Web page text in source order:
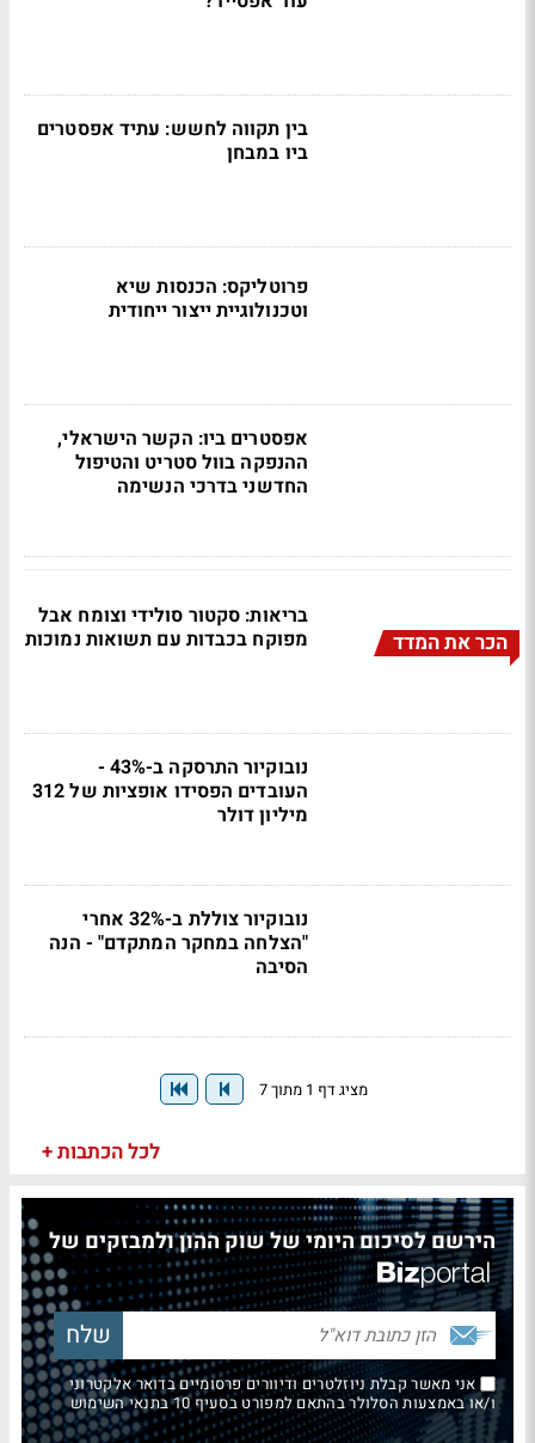
בין תקווה לחשש: עתיד אפסטרים
ביו במבחן
פרוטליקס: הכנסות שיא
וטכנולוגיית ייצור ייחודית
אפסטרים ביו: הקשר הישראלי,
ההנפקה בוול סטריט והטיפול
החדשני בדרכי הנשימה
הכר את המדד
בריאות: סקטור סולידי וצומח אבל
מפוקח בכבדות עם תשואות נמוכות
נובוקיור התרסקה ב-43% -
העובדים הפסידו אופציות של 312
מיליון דולר
נובוקיור צוללת ב-32% אחרי
"הצלחה במחקר המתקדם" - הנה
הסיבה
מציג דף 1 מתוך 7
לכל הכתבות +
הירשם לסיכום היומי של שוק ההון ולמבזקים של
אני מאשר קבלת ניוזלטרים ודיוורים פרסומיים בדואר אלקטרוני
ו/או באמצעות הסלולר בהתאם למפורט בסעיף 10 בתנאי השימוש